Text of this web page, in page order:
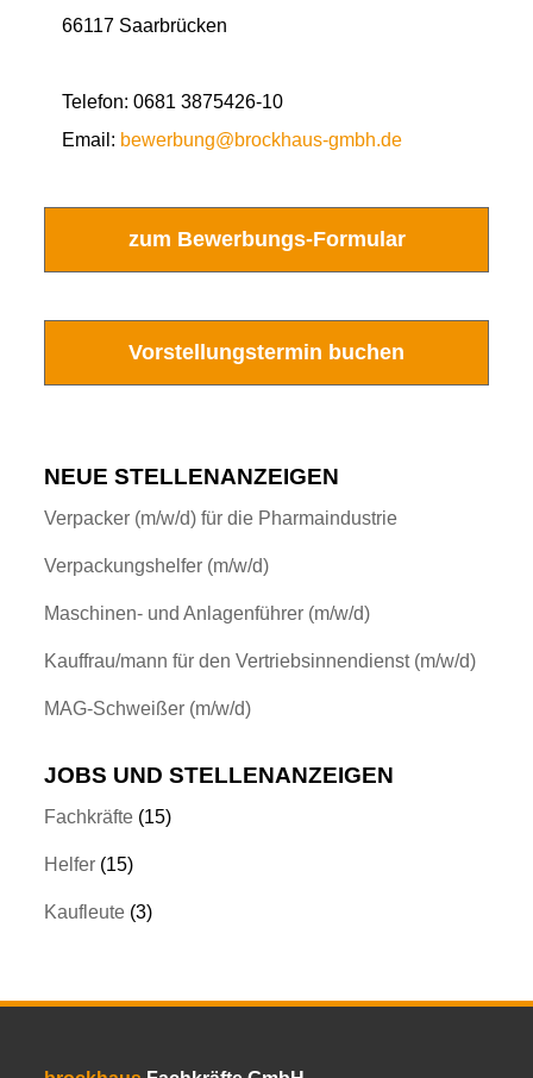
66117 Saarbrücken
Telefon: 0681 3875426-10
Email: bewerbung@brockhaus-gmbh.de
zum Bewerbungs-Formular
Vorstellungstermin buchen
NEUE STELLENANZEIGEN
Verpacker (m/w/d) für die Pharmaindustrie
Verpackungshelfer (m/w/d)
Maschinen- und Anlagenführer (m/w/d)
Kauffrau/mann für den Vertriebsinnendienst (m/w/d)
MAG-Schweißer (m/w/d)
JOBS UND STELLENANZEIGEN
Fachkräfte (15)
Helfer (15)
Kaufleute (3)